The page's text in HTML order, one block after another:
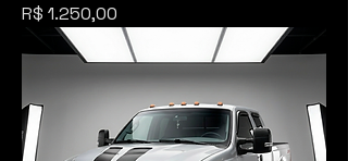
Preço
R$ 1.250,00